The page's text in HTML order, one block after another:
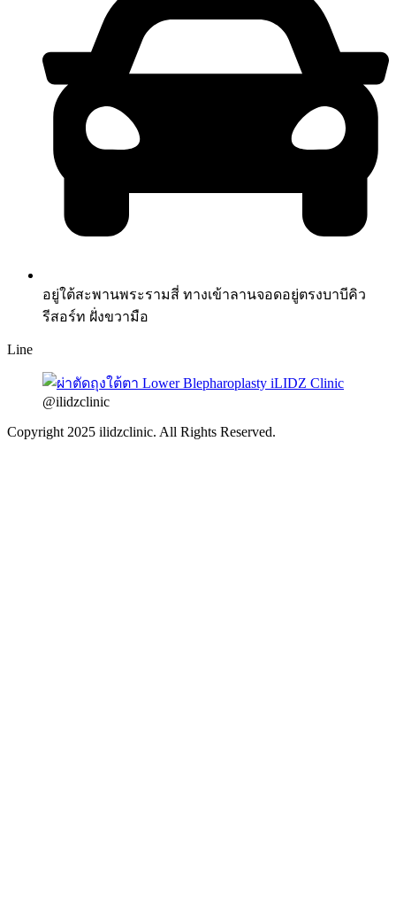
อยู่ใต้สะพานพระรามสี่ ทางเข้าลานจอดอยู่ตรงบาบีคิว
รีสอร์ท ฝั่งขวามือ
Line
@ilidzclinic
Copyright 2025 ilidzclinic. All Rights Reserved.